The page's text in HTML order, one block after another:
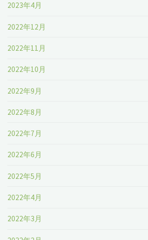
2023年4月
2022年12月
2022年11月
2022年10月
2022年9月
2022年8月
2022年7月
2022年6月
2022年5月
2022年4月
2022年3月